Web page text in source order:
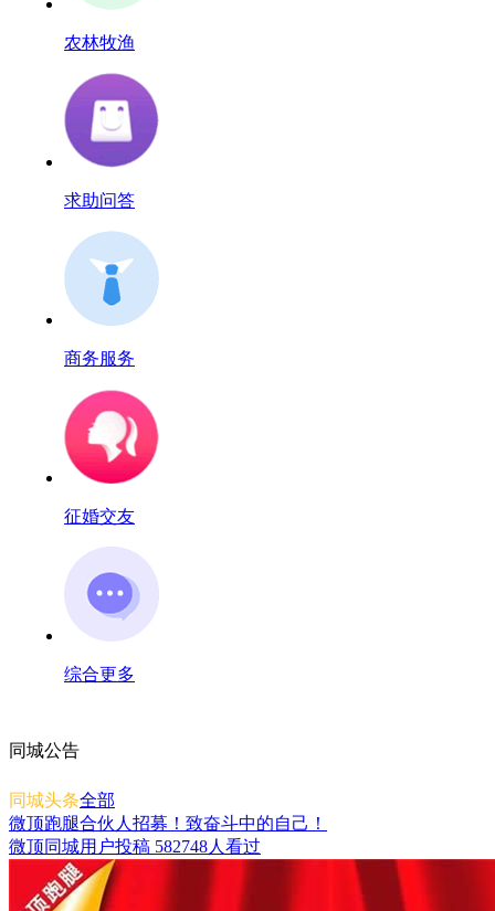
农林牧渔
求助问答
商务服务
征婚交友
综合更多
同城公告
同城头条全部
微顶跑腿合伙人招募！致奋斗中的自己！
微顶同城用户投稿 582748人看过